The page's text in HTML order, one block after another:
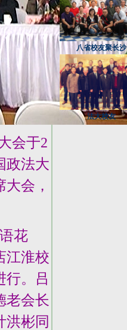
会于2
政法大
会，
花
江淮校
行。吕
老会长
洪彬同
八省校友聚长沙
法大校友